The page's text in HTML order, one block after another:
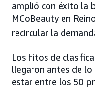
amplió con éxito la
MCoBeauty en
recircular la
Los hitos de
llegaron antes de
estar entre los 50